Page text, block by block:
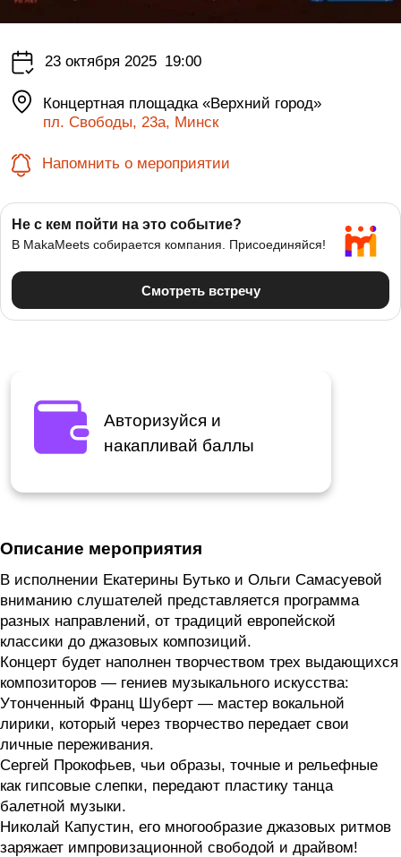
23 октября 2025 19:00
Концертная площадка «Верхний город»
пл. Свободы, 23а, Минск
Напомнить о мероприятии
Авторизуйся и
накапливай баллы
Описание мероприятия
В исполнении Екатерины Бутько и Ольги Самасуевой
вниманию слушателей представляется программа
разных направлений, от традиций европейской
классики до джазовых композиций.
Концерт будет наполнен творчеством трех выдающихся
композиторов — гениев музыкального искусства:
Утонченный Франц Шуберт — мастер вокальной
лирики, который через творчество передает свои
личные переживания.
Сергей Прокофьев, чьи образы, точные и рельефные
как гипсовые слепки, передают пластику танца
балетной музыки.
Николай Капустин, его многообразие джазовых ритмов
заряжает импровизационной свободой и драйвом!